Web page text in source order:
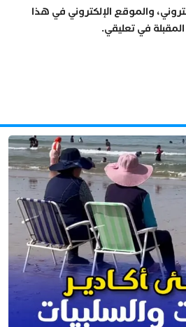
والموقع الإلكتروني في هذا
في تعليقي.